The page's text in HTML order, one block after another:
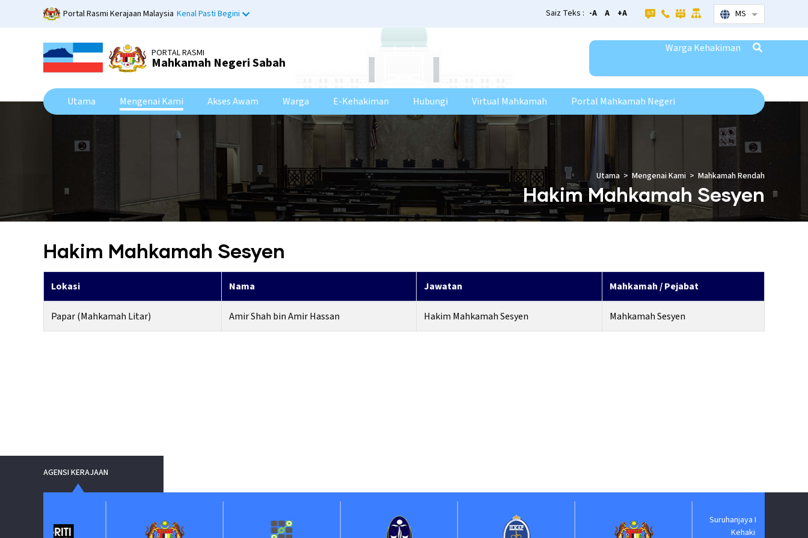
Portal Rasmi Kerajaan Malaysia Kenal Pasti Begini MS List additional
Saiz Teks : -A A +A
PORTAL RASMI
Mahkamah Negeri Sabah
Warga Kehakiman
Utama Mengenai Kami Akses Awam Warga E-Kehakiman Hubungi Virtual Mahkamah Portal Mahkamah Negeri
Hakim Mahkamah Sesyen
Utama Mengenai Kami Mahkamah Rendah
Hakim Mahkamah Sesyen
Lokasi Nama Jawatan Mahkamah / Pejabat
Papar (Mahkamah Litar) Amir Shah bin Amir Hassan Hakim Mahkamah Sesyen Mahkamah Sesyen
AGENSI KERAJAAN
Suruhanjaya Pelantikan
Kehakiman